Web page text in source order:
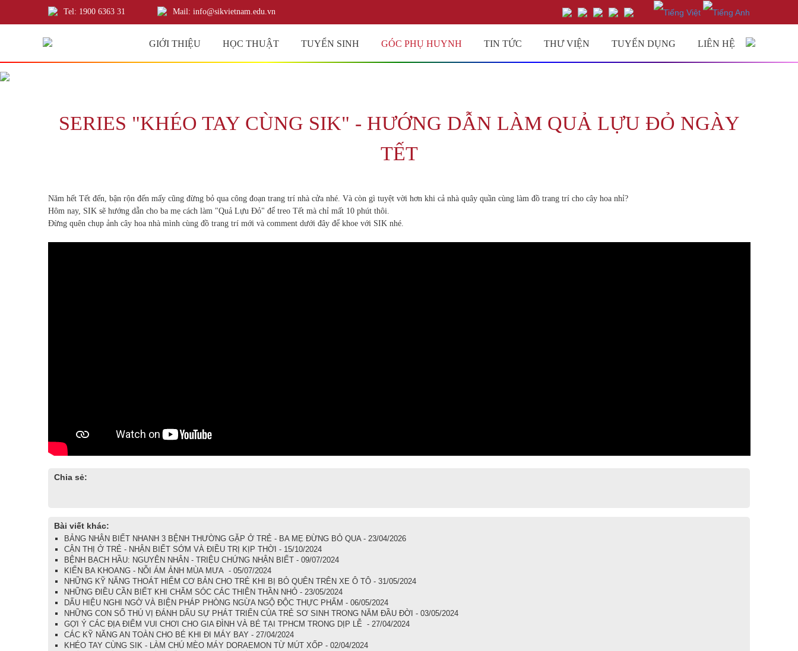
Tel: 1900 6363 31 Mail: info@sikvietnam.edu.vn
GIỚI THIỆU HỌC THUẬT TUYỂN SINH GÓC PHỤ HUYNH TIN TỨC THƯ VIỆN TUYỂN DỤNG LIÊN HỆ
SERIES "KHÉO TAY CÙNG SIK" - HƯỚNG DẪN LÀM QUẢ LỰU ĐỎ NGÀY
TẾT
Năm hết Tết đến, bận rộn đến mấy cũng đừng bỏ qua công đoạn trang trí nhà cửa nhé. Và còn gì tuyệt vời hơn khi cả nhà quây quần cùng làm đồ trang trí cho cây hoa nhỉ?
Hôm nay, SIK sẽ hướng dẫn cho ba mẹ cách làm "Quả Lựu Đỏ" để treo Tết mà chỉ mất 10 phút thôi.
Đừng quên chụp ảnh cây hoa nhà mình cùng đồ trang trí mới và comment dưới đây để khoe với SIK nhé.
Chia sẻ:
Bài viết khác:
BẢNG NHẬN BIẾT NHANH 3 BỆNH THƯỜNG GẶP Ở TRẺ - BA MẸ ĐỪNG BỎ QUA - 23/04/2026
CẬN THỊ Ở TRẺ - NHẬN BIẾT SỚM VÀ ĐIỀU TRỊ KỊP THỜI - 15/10/2024
BỆNH BẠCH HẦU: NGUYÊN NHÂN - TRIỆU CHỨNG NHẬN BIẾT - 09/07/2024
KIẾN BA KHOANG - NỖI ÁM ẢNH MÙA MƯA - 05/07/2024
NHỮNG KỸ NĂNG THOÁT HIỂM CƠ BẢN CHO TRẺ KHI BỊ BỎ QUÊN TRÊN XE Ô TÔ - 31/05/2024
NHỮNG ĐIỀU CẦN BIẾT KHI CHĂM SÓC CÁC THIÊN THẦN NHỎ - 23/05/2024
DẤU HIỆU NGHI NGỜ VÀ BIỆN PHÁP PHÒNG NGỪA NGỘ ĐỘC THỰC PHẨM - 06/05/2024
NHỮNG CON SỐ THÚ VỊ ĐÁNH DẤU SỰ PHÁT TRIỂN CỦA TRẺ SƠ SINH TRONG NĂM ĐẦU ĐỜI - 03/05/2024
GỢI Ý CÁC ĐỊA ĐIỂM VUI CHƠI CHO GIA ĐÌNH VÀ BÉ TẠI TPHCM TRONG DỊP LỄ - 27/04/2024
CÁC KỸ NĂNG AN TOÀN CHO BÉ KHI ĐI MÁY BAY - 27/04/2024
KHÉO TAY CÙNG SIK - LÀM CHÚ MÈO MÁY DORAEMON TỪ MÚT XỐP - 02/04/2024